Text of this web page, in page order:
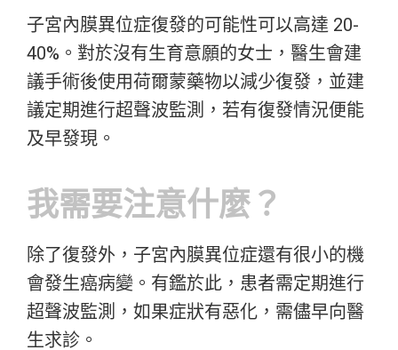
子宮內膜異位症復發的可能性可以高達 20-
40%。對於沒有生育意願的女士，醫生會建
議手術後使用荷爾蒙藥物以減少復發，並建
議定期進行超聲波監測，若有復發情況便能
及早發現。
我需要注意什麼？
除了復發外，子宮內膜異位症還有很小的機
會發生癌病變。有鑑於此，患者需定期進行
超聲波監測，如果症狀有惡化，需儘早向醫
生求診。